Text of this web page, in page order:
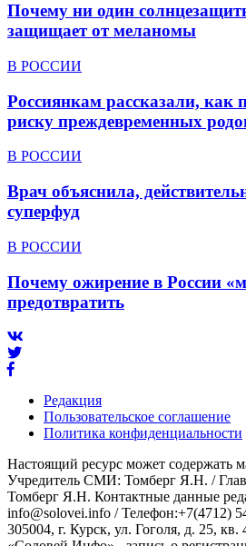
Почему ни один
защищает от меланомы
В РОССИИ
Россиянкам рассказали, как
риску преждевременных
В РОССИИ
Врач объяснила,
суперфуд
В РОССИИ
Почему ожирение в России
предотвратить
Редакция
Пользовательское соглашение
Политика конфиденциальности
Настоящий ресурс может содержать
Учредитель СМИ: Томберг Я.Н. /
Томберг Я.Н. Контактные данные
info@solovei.info / Телефон:+7(4712)
305004, г. Курск, ул. Гоголя, д. 25, кв.